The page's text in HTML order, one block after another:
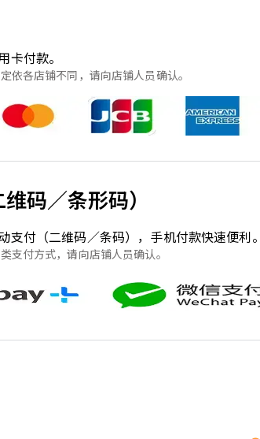
卡付款。
依各店铺不同，请向店铺人员确认。
码／条形码）
支付（二维码／条码），手机付款快速便利。
支付方式，请向店铺人员确认。